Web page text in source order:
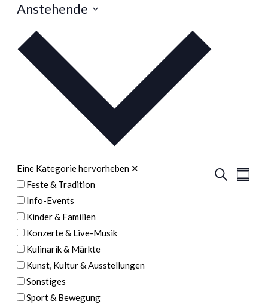
Suche
Anstehende
auswählen.
Eine Kategorie hervorheben ✕
Feste & Tradition
Info-Events
Kinder & Familien
Konzerte & Live-Musik
Kulinarik & Märkte
Kunst, Kultur & Ausstellungen
Sonstiges
Sport & Bewegung